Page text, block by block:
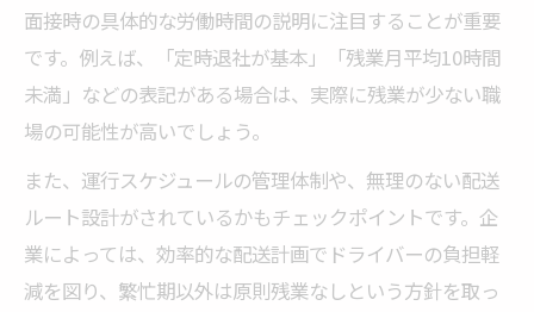
面接時の具体的な労働時間の説明に注目することが重要
です。例えば、「定時退社が基本」「残業月平均10時間
未満」などの表記がある場合は、実際に残業が少ない職
場の可能性が高いでしょう。
また、運行スケジュールの管理体制や、無理のない配送
ルート設計がされているかもチェックポイントです。企
業によっては、効率的な配送計画でドライバーの負担軽
減を図り、繁忙期以外は原則残業なしという方針を取っ